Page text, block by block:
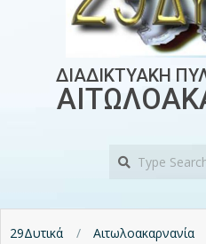
ΔΙΑΔΙΚΤΥΑΚΗ
29Δυτικά Αιτωλοακαρνανία